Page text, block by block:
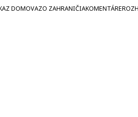
Z DOMOVAZO ZAHRANIČIAKOMENTÁRE